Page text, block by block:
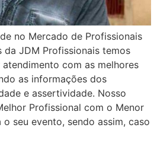
no Mercado de Profissionais
da JDM Profissionais temos
com as melhores
as informações dos
e assertividade. Nosso
Profissional com o Menor
seu evento, sendo assim, caso